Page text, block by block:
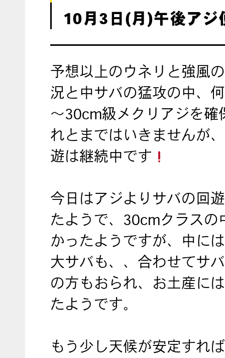
10月3日(月)午後アジ
予想以上のウネリと強風
況と中サバの猛攻の中、
～30cm級メクリアジを確
れとまではいきませんが
遊は継続中です
今日はアジよりサバの回
たようで、30cmクラスの
かったようですが、中に
大サバも、、合わせてサ
の方もおられ、お土産に
たようです。
もう少し天候が安定すれ